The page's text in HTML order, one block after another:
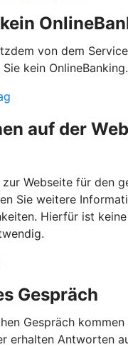
von dem
kein OnlineBanking.
auf der
Webseite für den
Sie weitere
Hierfür ist
Gespräch
Gespräch kommen
erhalten Antworten